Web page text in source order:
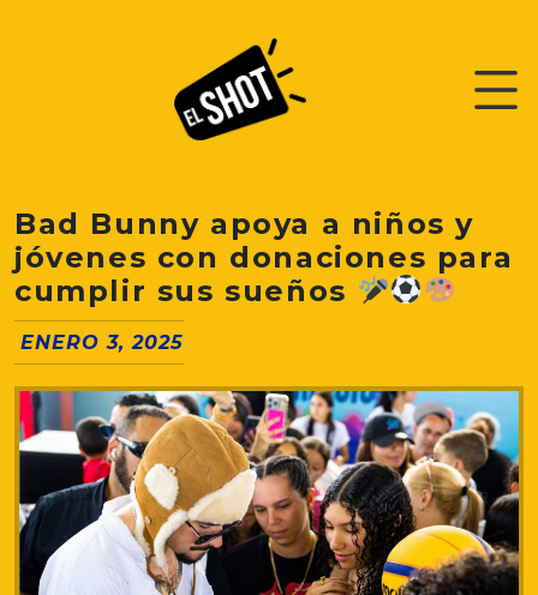
Bad Bunny apoya a niños y
jóvenes con donaciones para
cumplir sus sueños
ENERO 3, 2025